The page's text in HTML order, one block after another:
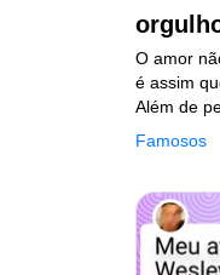
Famosos
O amor
é assim
Além de
famosos
é o
e